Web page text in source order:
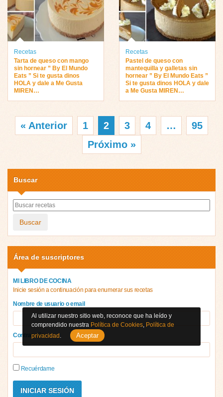
Recetas
Tarta de queso con mango
sin hornear ” By El Mundo
Eats ” Si te gusta dinos
HOLA y dale a Me Gusta
MIREN…
Recetas
Pastel de queso con
mantequilla y galletas sin
hornear ” By El Mundo Eats ”
Si te gusta dinos HOLA y dale
a Me Gusta MIREN…
« Anterior 1 2 3 4 …
95
Próximo »
Buscar
Buscar
Área de suscriptores
MI LIBRO DE COCINA
Inicie sesión a continuación para enumerar sus recetas
Nombre de usuario o email
Contraseña
Recuérdame
Al utilizar nuestro sitio web, reconoce que ha leído y
comprendido nuestra Política de Cookies Política de
privacidad
Aceptar